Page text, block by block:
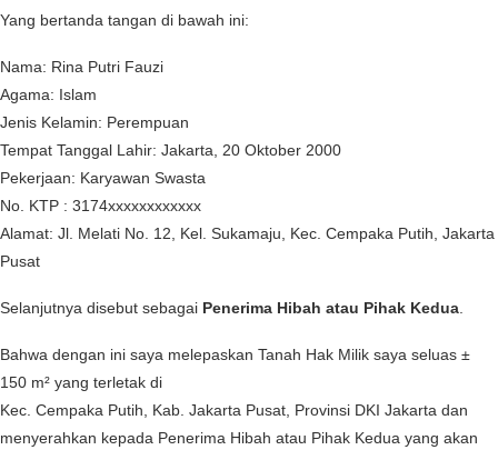
Yang bertanda tangan di bawah ini:
Nama: Rina Putri Fauzi
Agama: Islam
Jenis Kelamin: Perempuan
Tempat Tanggal Lahir: Jakarta, 20 Oktober 2000
Pekerjaan: Karyawan Swasta
No. KTP : 3174xxxxxxxxxxxx
Alamat: Jl. Melati No. 12, Kel. Sukamaju, Kec. Cempaka Putih, Jakarta
Pusat
Selanjutnya disebut sebagai Penerima Hibah atau Pihak Kedua
Bahwa dengan ini saya melepaskan Tanah Hak Milik saya seluas ±
150 m² yang terletak di
Kec. Cempaka Putih, Kab. Jakarta Pusat, Provinsi DKI Jakarta dan
menyerahkan kepada Penerima Hibah atau Pihak Kedua yang akan